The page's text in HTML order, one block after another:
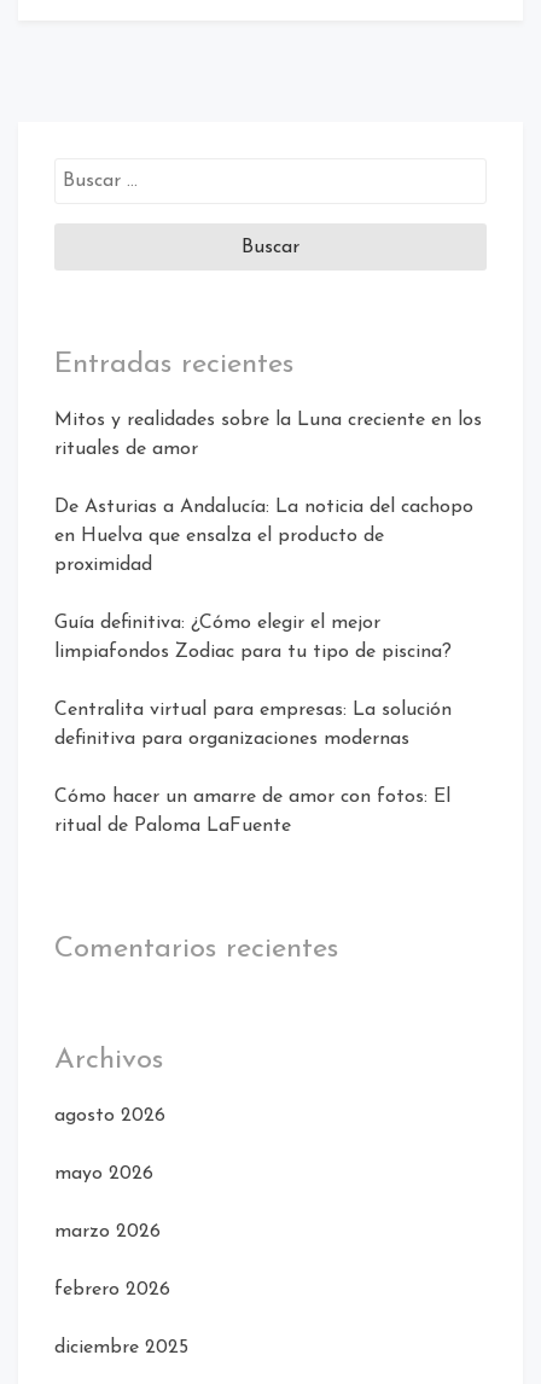
Buscar:
Entradas recientes
Mitos y realidades sobre la Luna creciente en los
rituales de amor
De Asturias a Andalucía: La noticia del cachopo
en Huelva que ensalza el producto de
proximidad
Guía definitiva: ¿Cómo elegir el mejor
limpiafondos Zodiac para tu tipo de piscina?
Centralita virtual para empresas: La solución
definitiva para organizaciones modernas
Cómo hacer un amarre de amor con fotos: El
ritual de Paloma LaFuente
Comentarios recientes
Archivos
agosto 2026
mayo 2026
marzo 2026
febrero 2026
diciembre 2025